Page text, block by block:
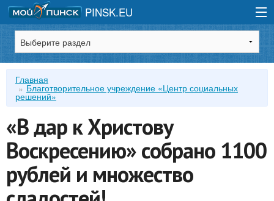
PINSK.EU
Зарегистрироваться
Войти
Главная
Благотворительное учреждение «Центр социальных
решений»
«В дар к Христову
Воскресению» cобрано 1100
рублей и множество